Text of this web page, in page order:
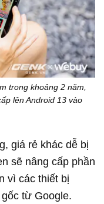
trong khoảng 2 năm,
lên Android 13 vào
giá rẻ khác dễ bị
sẽ nâng cấp phần
vì các thiết bị
từ Google.